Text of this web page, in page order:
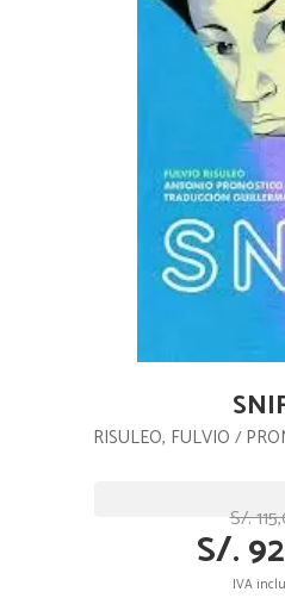
RISULEO, FULVIO /
S/.
S/.
IVA